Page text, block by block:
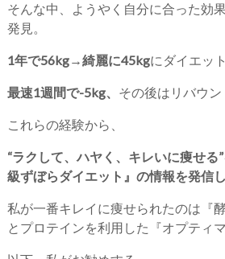
そんな中、ようやく自分に合った効
発見。
1年で56kg→綺麗に45kgにダイエッ
最速1週間で-5kg、 その後はリバウン
これらの経験から、
“ラクして、ハヤく、キレいに痩せる
級ずぼらダイエット』の情報を発信
私が一番キレイに痩せられたのは『
とプロテインを利用した『オプティ